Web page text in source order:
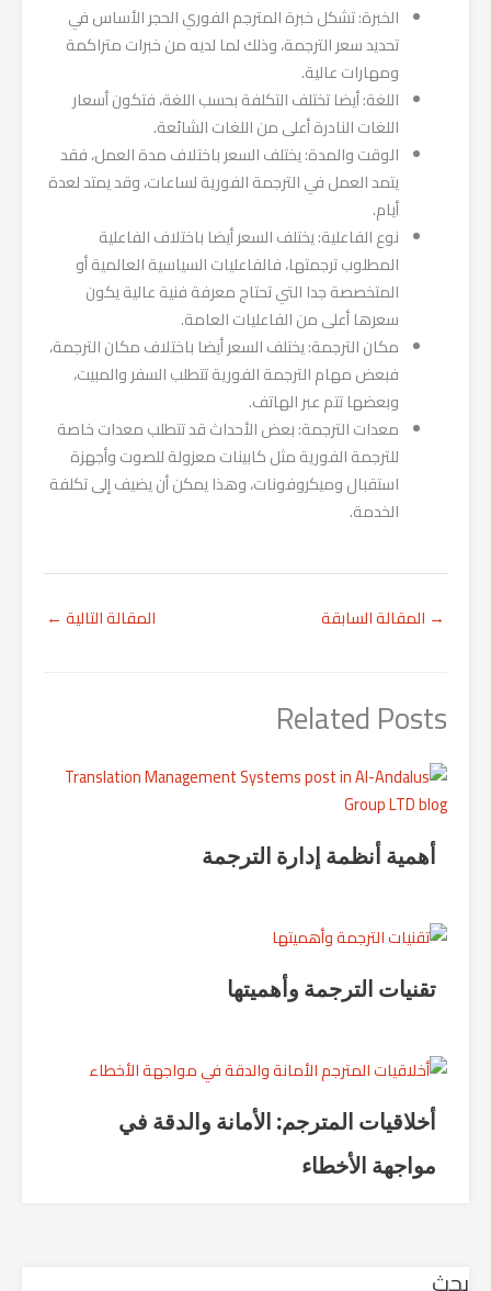
الخبرة: تشكل خبرة المترجم الفوري الحجر الأساس في
تحديد سعر الترجمة، وذلك لما لديه من خبرات متراكمة
ومهارات عالية.
اللغة: أيضا تختلف التكلفة بحسب اللغة، فتكون أسعار
اللغات النادرة أعلى من اللغات الشائعة.
الوقت والمدة: يختلف السعر باختلاف مدة العمل، فقد
يتمد العمل في الترجمة الفورية لساعات، وقد يمتد لعدة
أيام.
نوع الفاعلية: يختلف السعر أيضا باختلاف الفاعلية
المطلوب ترجمتها، فالفاعليات السياسية العالمية أو
المتخصصة جدا التي تحتاج معرفة فنية عالية يكون
سعرها أعلى من الفاعليات العامة.
مكان الترجمة: يختلف السعر أيضا باختلاف مكان الترجمة،
فبعض مهام الترجمة الفورية تتطلب السفر والمبيت،
وبعضها تتم عبر الهاتف.
معدات الترجمة: بعض الأحداث قد تتطلب معدات خاصة
للترجمة الفورية مثل كابينات معزولة للصوت وأجهزة
استقبال وميكروفونات، وهذا يمكن أن يضيف إلى تكلفة
الخدمة.
→ المقالة السابقة المقالة التالية ←
Related Posts
أهمية أنظمة إدارة الترجمة
تقنيات الترجمة وأهميتها
أخلاقيات المترجم: الأمانة والدقة في
مواجهة الأخطاء